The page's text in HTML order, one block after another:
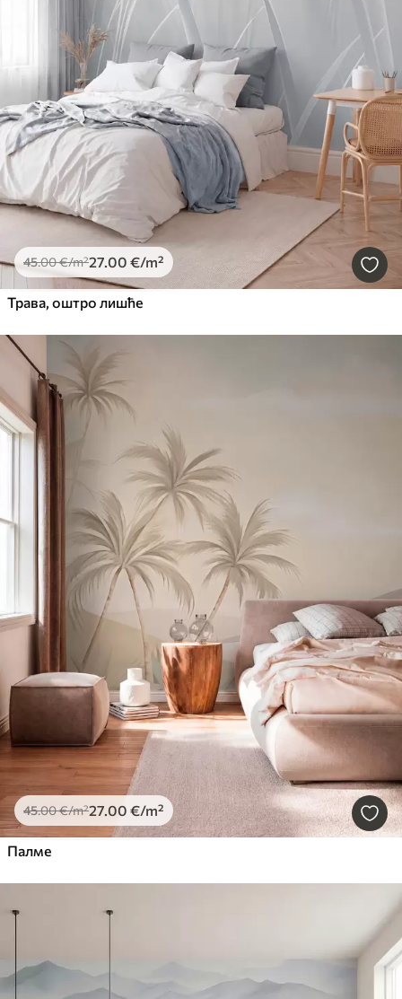
45.00€/m²27.00 €/m²
Трава, оштро лишће
45.00€/m²27.00 €/m²
Палме